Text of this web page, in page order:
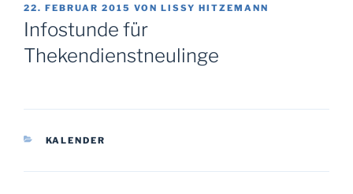
VERÖFFENTLICHT
AM
22. FEBRUAR 2015 VON LISSY HITZEMANN
Infostunde für
Thekendienstneulinge
KATEGORIEN
KALENDER